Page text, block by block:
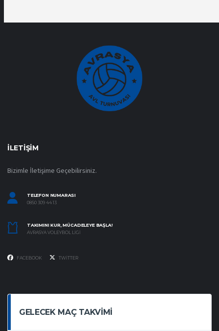
İLETIŞIM
Bizimle İletişime Geçebilirsiniz.
TELEFON NUMARASI
0850 309 44 13
TAKIMINI KUR, MÜCADELEYE BAŞLA!
AVRASYA VOLEYBOL LIGI
FACEBOOK TWITTER
GELECEK MAÇ TAKVIMI